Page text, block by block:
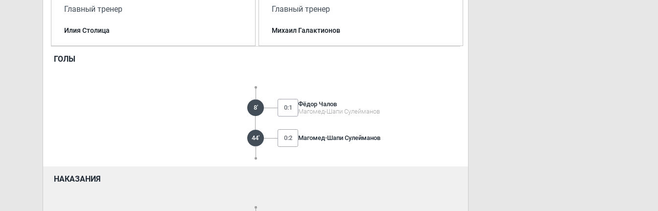
Главный тренер
Илия Столица
Главный тренер
Михаил Галактионов
ГОЛЫ
8' 0:1
Фёдор Чалов
Магомед-Шапи Сулейманов
44' 0:2 Магомед-Шапи Сулейманов
НАКАЗАНИЯ